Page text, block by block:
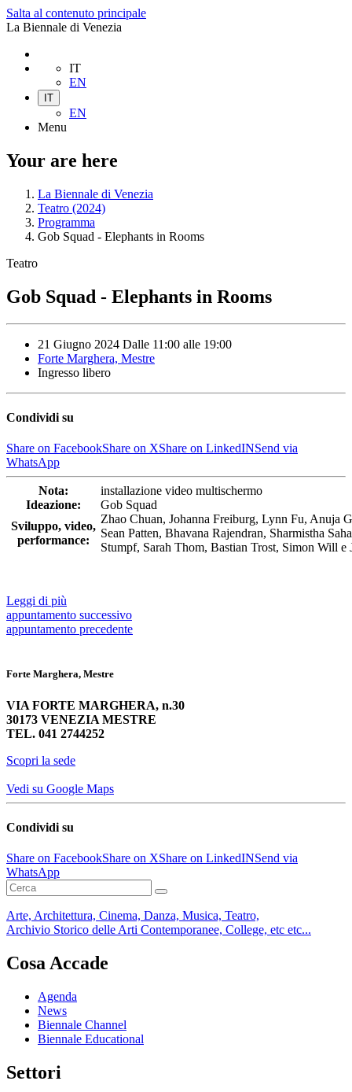
Salta al contenuto principale
La Biennale di Venezia
IT
EN
IT
EN
Menu
Your are here
La Biennale di Venezia
Teatro (2024)
Programma
Gob Squad - Elephants in Rooms
Teatro
Gob Squad - Elephants in Rooms
21 Giugno 2024 Dalle 11:00 alle 19:00
Forte Marghera, Mestre
Ingresso libero
Condividi su
Share on FacebookShare on XShare on LinkedINSend via
WhatsApp
Nota:
installazione video multischermo
Ideazione:
Gob Squad
Sviluppo, video,
performance:
Zhao Chuan, Johanna Freiburg, Lynn Fu, Anuja
Sean Patten, Bhavana Rajendran, Sharmistha
Stumpf, Sarah Thom, Bastian Trost, Simon Will e
Leggi di più
appuntamento successivo
appuntamento precedente
Forte Marghera, Mestre
VIA FORTE MARGHERA, n.30
30173 VENEZIA MESTRE
TEL. 041 2744252‬
Scopri la sede
Vedi su Google Maps
Condividi su
Share on FacebookShare on XShare on LinkedINSend via
WhatsApp
Arte, Architettura, Cinema, Danza, Musica, Teatro,
Archivio Storico delle Arti Contemporanee, College, etc etc...
Cosa Accade
Agenda
News
Biennale Channel
Biennale Educational
Settori